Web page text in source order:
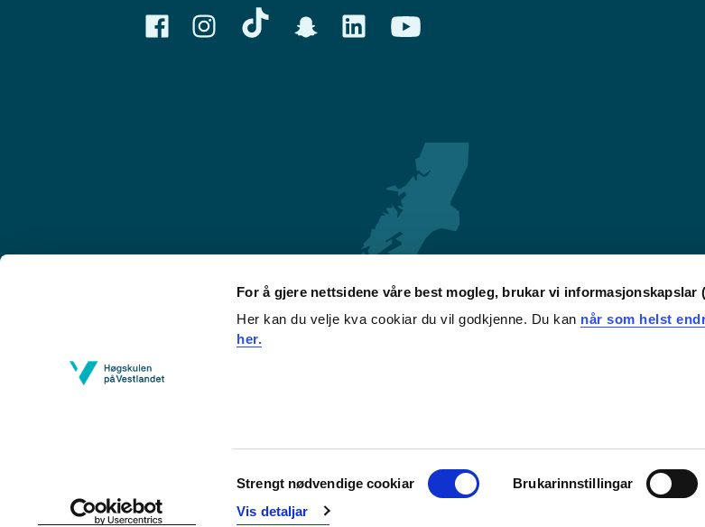
For å gjere nettsidene våre best mogleg, brukar vi informasjonskapslar
Her kan du velje kva cookiar du vil godkjenne. Du kan når som helst
her.
Selection
Strengt nødvendige cookiar Brukarinnstillingar
Vis detaljar